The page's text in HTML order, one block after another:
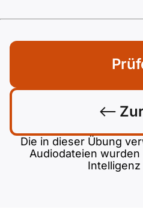
Die in dieser Übung
Audiodateien